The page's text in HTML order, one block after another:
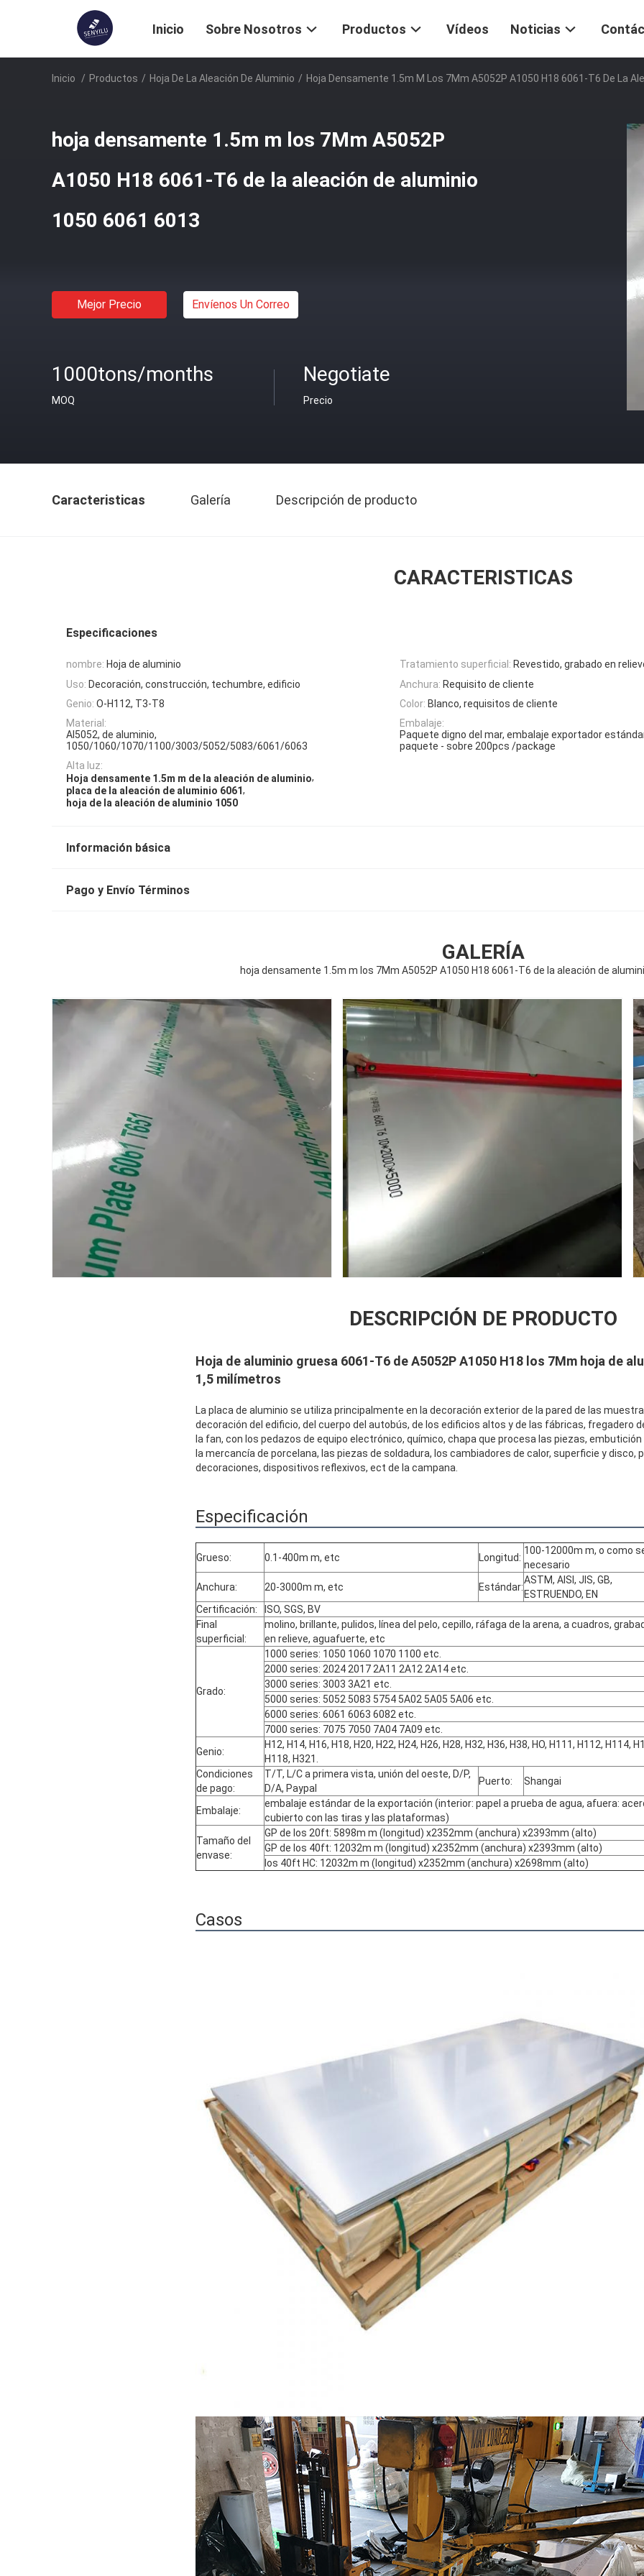
Deja un mensaje ¡Te llamaremos pronto!
PRESENTACIÓN
Inicio Sobre Nosotros Productos Vídeos Noticias
Inicio / Productos / Hoja De La Aleación De Aluminio / Hoja Densamente 1.5m M Los 7Mm A5052P A1050 H18 6061-T6 De La
hoja densamente 1.5m m los 7Mm A5052P
A1050 H18 6061-T6 de la aleación de aluminio
1050 6061 6013
Mejor Precio Envíenos Un Correo
1000tons/months
MOQ
Negotiate
Precio
Caracteristicas Galería Descripción de producto
CARACTERISTICAS
Especificaciones
nombre: Hoja de aluminio Tratamiento superficial: Revestido, grabado en
Uso: Decoración, construcción, techumbre, edificio Anchura: Requisito de cliente
Genio: O-H112, T3-T8 Color: Blanco, requisitos de cliente
Material:
Al5052, de aluminio,
1050/1060/1070/1100/3003/5052/5083/6061/6063
Embalaje:
Paquete digno del mar, embalaje exportador
paquete - sobre 200pcs /package
Alta luz:
Hoja densamente 1.5m m de la aleación de aluminio,
placa de la aleación de aluminio 6061,
hoja de la aleación de aluminio 1050
Información básica
Pago y Envío Términos
GALERÍA
hoja densamente 1.5m m los 7Mm A5052P A1050 H18 6061-T6 de la aleación de
DESCRIPCIÓN DE PRODUCTO
Hoja de aluminio gruesa 6061-T6 de A5052P A1050 H18 los 7Mm hoja de
1,5 milímetros
La placa de aluminio se utiliza principalmente en la decoración exterior de la pared de las
decoración del edificio, del cuerpo del autobús, de los edificios altos y de las fábricas, fregadero
la fan, con los pedazos de equipo electrónico, químico, chapa que procesa las piezas,
la mercancía de porcelana, las piezas de soldadura, los cambiadores de calor, superficie y disco,
decoraciones, dispositivos reflexivos, ect de la campana.
Especificación
Grueso: 0.1-400m m, etc Longitud:
100-12000m m, o como
necesario
Anchura:
20-3000m m, etc Estándar:
ASTM, AISI, JIS, GB,
ESTRUENDO, EN
Certificación:
ISO, SGS, BV
Final
superficial:
molino, brillante, pulidos, línea del pelo, cepillo, ráfaga de la arena, a cuadros,
en relieve, aguafuerte, etc
Grado:
1000 series: 1050 1060 1070 1100 etc.
2000 series: 2024 2017 2A11 2A12 2A14 etc.
3000 series: 3003 3A21 etc.
5000 series: 5052 5083 5754 5A02 5A05 5A06 etc.
6000 series: 6061 6063 6082 etc.
7000 series: 7075 7050 7A04 7A09 etc.
Genio:
H12, H14, H16, H18, H20, H22, H24, H26, H28, H32, H36, H38, HO, H111, H112, H114,
H118, H321.
Condiciones
de pago:
T/T, L/C a primera vista, unión del oeste, D/P,
D/A, Paypal
Puerto: Shangai
Embalaje:
embalaje estándar de la exportación (interior: papel a prueba de agua, afuera:
cubierto con las tiras y las plataformas)
Tamaño del
envase:
GP de los 20ft: 5898m m (longitud) x2352mm (anchura) x2393mm (alto)
GP de los 40ft: 12032m m (longitud) x2352mm (anchura) x2393mm (alto)
los 40ft HC: 12032m m (longitud) x2352mm (anchura) x2698mm (alto)
Casos